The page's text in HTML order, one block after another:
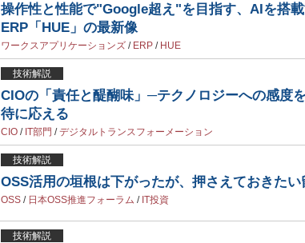
操作性と性能で"Google超え"を目指す、AIを搭
ERP「HUE」の最新像
ワークスアプリケーションズ / ERP / HUE
技術解説
CIOの「責任と醍醐味」─テクノロジーへの感度
待に応える
CIO / IT部門 /デジタルトランスフォーメーション
技術解説
OSS活用の垣根は下がったが、押さえておきたい
OSS / 日本OSS推進フォーラム / IT投資
技術解説